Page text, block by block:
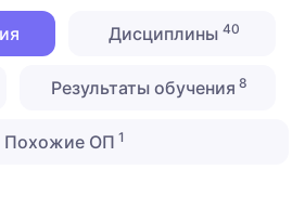
Дисциплины 40
Результаты обучения 8
Похожие ОП 1